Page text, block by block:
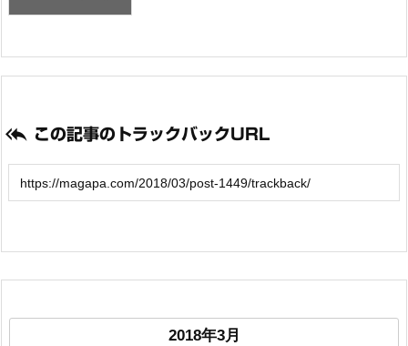
 この記事のトラックバックURL
2018年3月